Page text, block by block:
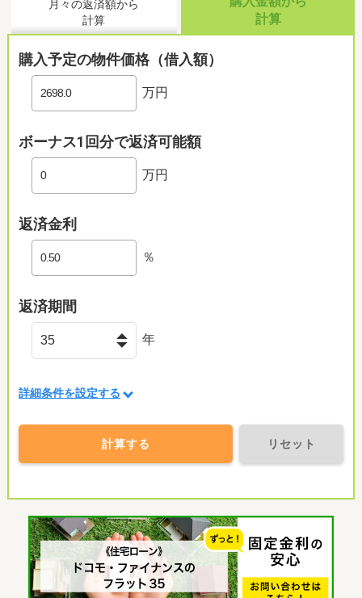
月々の返済額から
計算
計算
購入予定の物件価格（借入額）
万円
ボーナス1回分で返済可能額
万円
返済金利
％
返済期間
年
詳細条件を設定する
計算する リセット